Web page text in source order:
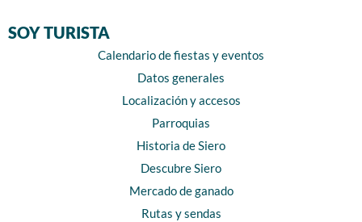
SOY TURISTA
Calendario de fiestas y eventos
Datos generales
Localización y accesos
Parroquias
Historia de Siero
Descubre Siero
Mercado de ganado
Rutas y sendas